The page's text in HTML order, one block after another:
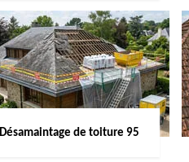
Désamaintage de toiture 95